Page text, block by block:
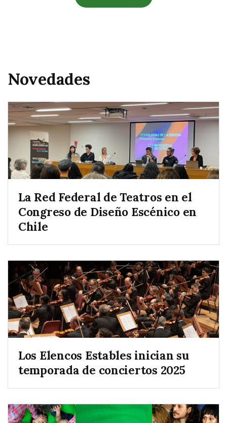
Novedades
La Red Federal de Teatros en el
Congreso de Diseño Escénico en
Chile
Los Elencos Estables inician su
temporada de conciertos 2025